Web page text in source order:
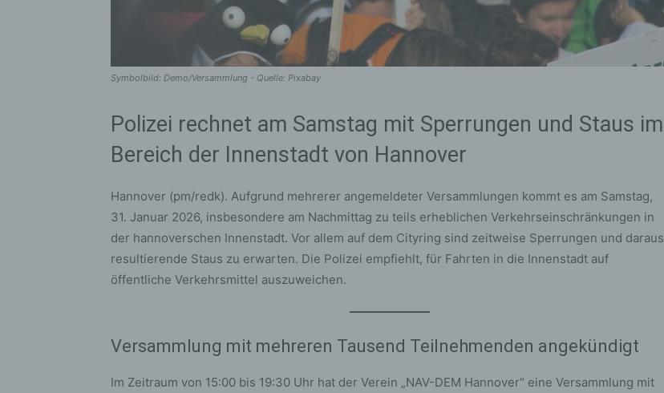
Symbolbild: Demo/Versammlung - Quelle: Pixabay
Polizei rechnet am Samstag mit Sperrungen und Staus im
Bereich der Innenstadt von Hannover
Hannover (pm/redk). Aufgrund mehrerer angemeldeter Versammlungen kommt es am Samstag,
31. Januar 2026, insbesondere am Nachmittag zu teils erheblichen Verkehrseinschränkungen in
der hannoverschen Innenstadt. Vor allem auf dem Cityring sind zeitweise Sperrungen und daraus
resultierende Staus zu erwarten. Die Polizei empfiehlt, für Fahrten in die Innenstadt auf
öffentliche Verkehrsmittel auszuweichen.
Versammlung mit mehreren Tausend Teilnehmenden angekündigt
Im Zeitraum von 15:00 bis 19:30 Uhr hat der Verein „NAV-DEM Hannover“ eine Versammlung mit